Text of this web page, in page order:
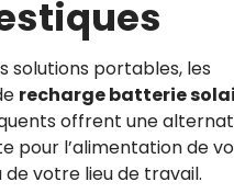
solutions portables, les
recharge batterie
offrent une
pour l’alimentation de
de votre lieu de travail.